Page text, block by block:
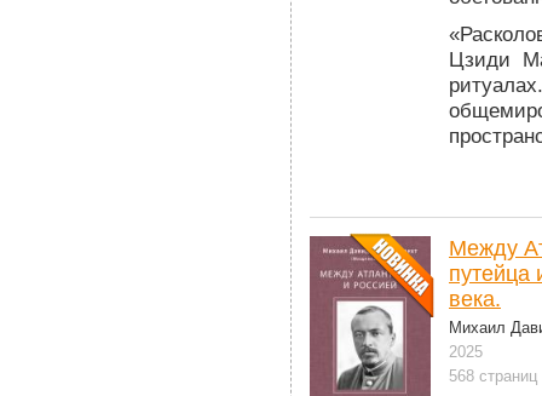
Цзиди
Между
путейца
века.
Михаил
2025
568 страниц